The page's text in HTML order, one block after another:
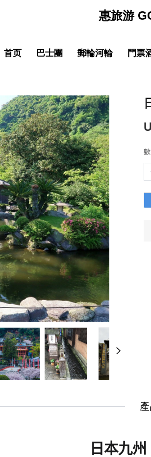
惠旅游
國家公園
大落基山
西部遊
東部遊
夷群島・精選
光觀測・精選
陽光・美國城市
哥 ・中南美洲
品質 亞洲精選
超值 亞洲精選
奢華 亞洲甄選
品質 歐洲環線
奢華 歐洲甄選
澳大利亞 新西蘭
非洲 中東 中亞
熱門路線
熱門路線(VIKING)
中文導遊河輪路
酒店
點擊添加企業微信 點擊添加企業
首页 巴士團
黃石國家公園
拿大落基山
國西部遊
國東部遊
威夷群島・精選
極光觀測・精選
州陽光・美國城市
西哥 ・中南美洲
品質 亞洲精
超值 亞洲精選
奢華 亞洲甄選
品質 歐洲環
奢華 歐洲甄選
澳大利亞 新西
非洲 中東 中亞
郵輪河輪
河輪熱門路線
京熱門路線(VIKING)
中文導遊河
門票
精選酒店
點擊添加企業微信
日本九